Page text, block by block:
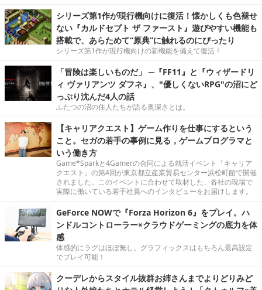
シリーズ第1作が現行機向けに復活！懐かしくも色褪せ
ない『カルドセプト ザ ファースト』遊びやすい機能も
搭載で、あらためて“原典”に触れるのにぴったり
シリーズ第1作が現行機向けの新機能を備えて復活！
「冒険は楽しいものだ」 ─『FF11』と『ウィザードリ
ィ ヴァリアンツ ダフネ』、"優しくないRPG"の沼にど
っぷり沈んだ4人の話
ふたつの沼の住人たちが語る奥深さとは。
【キャリアクエスト】ゲーム作りを仕事にするという
こと。セガの若手の事例に見る，ゲームプログラマと
いう働き方
Game*Sparkと4Gamerの合同による就活イベント「キャリア
クエスト」の第4回が東京都立産業貿易センター浜松町館で開催
されました。このイベントに合わせて取材した、各社の現場で
実際に働いている若手社員へのインタビューをお届けします。
GeForce NOWで『Forza Horizon 6』をプレイ。ハ
ンドルコントローラー×クラウドゲーミングの底力を体
感
体感的にラグはほぼ無し。グラフィックスはもちろん最高設定
でプレイ可能！
クーデレからスタイル抜群お姉さんまでよりどりみど